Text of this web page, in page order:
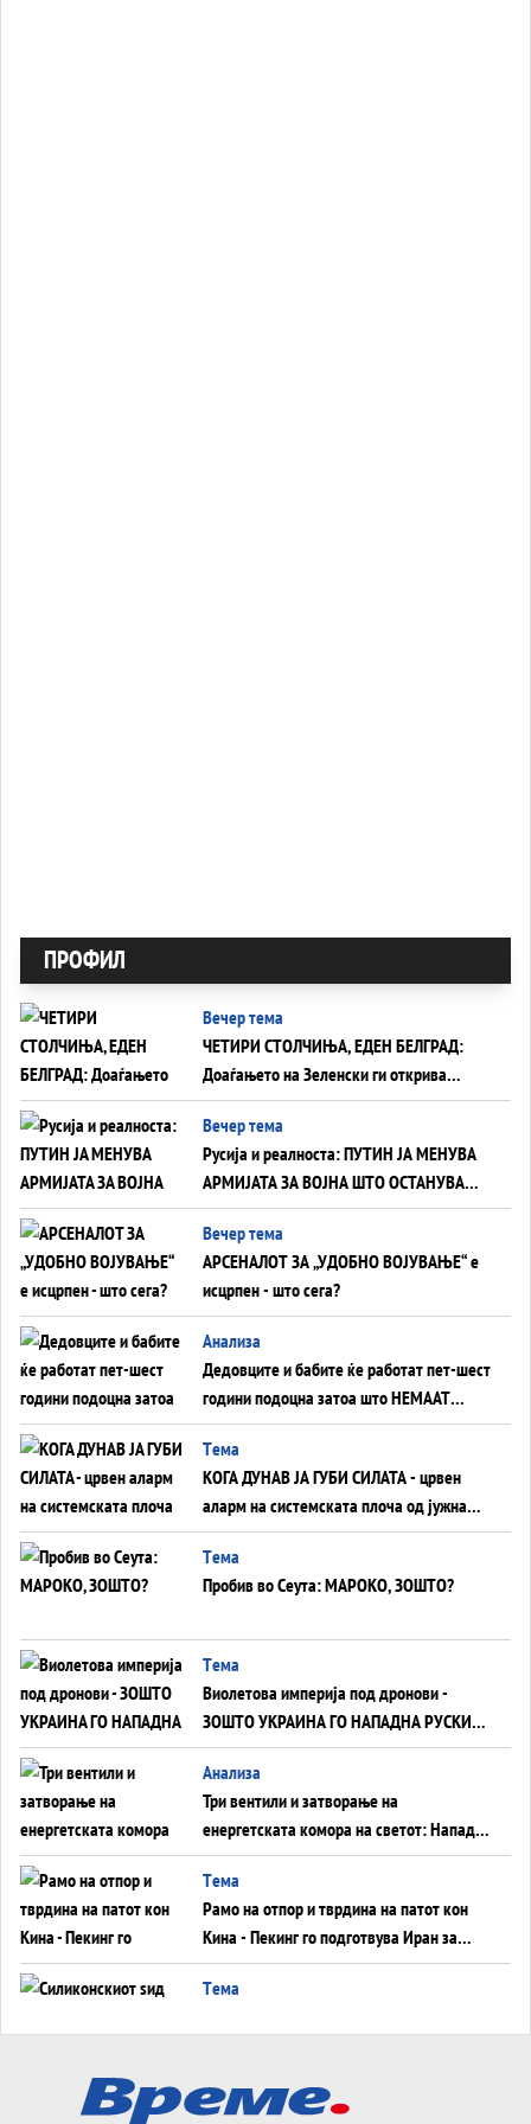
ПРОФИЛ
Вечер тема
ЧЕТИРИ СТОЛЧИЊА, ЕДЕН БЕЛГРАД:
Доаѓањето на Зеленски ги открива
тајните на политиката на балансирање
на Вучиќ
Вечер тема
Русија и реалноста: ПУТИН ЈА МЕНУВА
АРМИЈАТА ЗА ВОЈНА ШТО ОСТАНУВА
БЕЗ ФРОНТ
Вечер тема
АРСЕНАЛОТ ЗА „УДОБНО ВОЈУВАЊЕ“ е
исцрпен - што сега?
Анализа
Дедовците и бабите ќе работат пет-шест
години подоцна затоа што НЕМААТ
ВНУЦИ ДА ГИ ЗАМЕНАТ
Tема
КОГА ДУНАВ ЈА ГУБИ СИЛАТА - црвен
аларм на системската плоча од јужна
Германија до Црното Море...
Tема
Пробив во Сеута: МАРОКО, ЗОШТО?
Tема
Виолетова империја под дронови -
ЗОШТО УКРАИНА ГО НАПАДНА РУСКИОТ
WILDBERRIES
Aнализа
Три вентили и затворање на
енергетската комора на светот: Нападот
во Суец најавува глобален енергетски
инфаркт?
Tема
Рамо на отпор и тврдина на патот кон
Кина - Пекинг го подготвува Иран за
американска копнена инвазија
Tема
Tема